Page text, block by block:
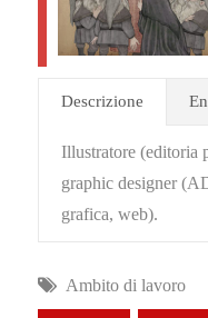
Descrizione
Illustratore (editoria
graphic designer
grafica, web).
Ambito di lavoro